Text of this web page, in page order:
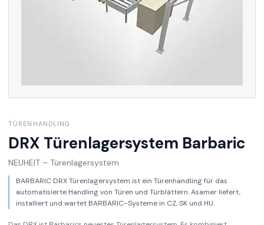
TÜRENHANDLING
DRX Türenlagersystem Barbaric
NEUHEIT – Türenlagersystem
BARBARIC DRX Türenlagersystem ist ein Türenhandling für das
automatisierte Handling von Türen und Türblättern. Asamer liefert,
installiert und wartet BARBARIC-Systeme in CZ, SK und HU.